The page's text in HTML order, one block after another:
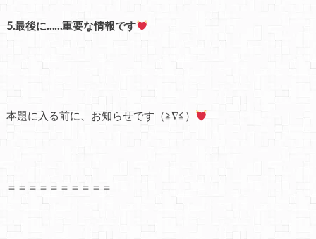
5.最後に……重要な情報です
本題に入る前に、お知らせです（≧∇≦）
＝＝＝＝＝＝＝＝＝＝